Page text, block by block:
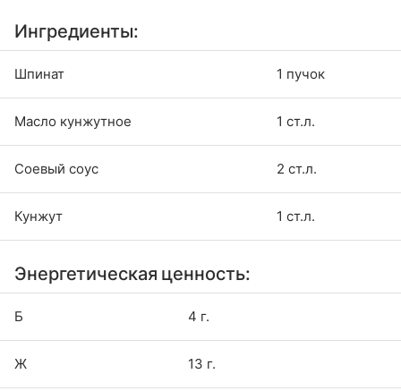
Ингредиенты:
Шпинат 1 пучок
Масло кунжутное 1 ст.л.
Соевый соус 2 ст.л.
Кунжут 1 ст.л.
Энергетическая ценность:
Б 4 г.
Ж 13 г.